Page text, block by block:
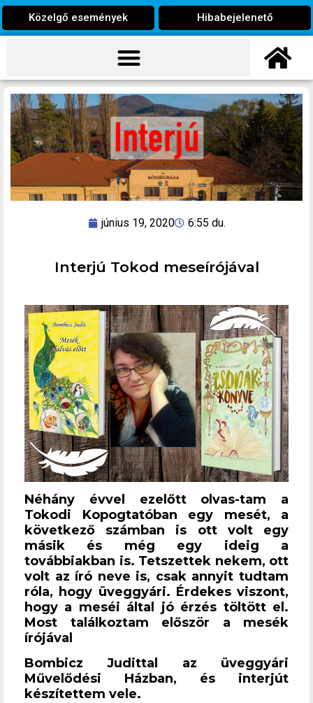
Közelgő események Hibabejelenető
június 19, 2020 6:55 du.
Interjú Tokod meseírójával
Néhány évvel ezelőtt olvas-tam a
Tokodi Kopogtatóban egy mesét, a
következő számban is ott volt egy
másik és még egy ideig a
továbbiakban is. Tetszettek nekem, ott
volt az író neve is, csak annyit tudtam
róla, hogy üveggyári. Érdekes viszont,
hogy a meséi által jó érzés töltött el.
Most találkoztam először a mesék
írójával
Bombicz Judittal az üveggyári
Művelődési Házban, és interjút
készítettem vele.